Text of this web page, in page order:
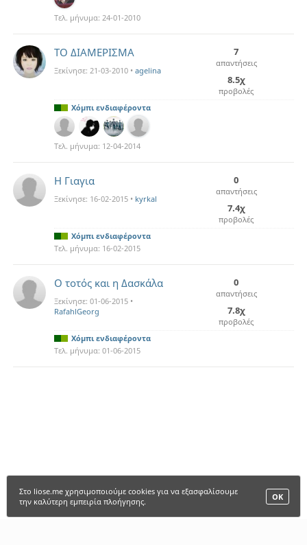
Τελ. μήνυμα: 24-01-2010
TO ΔΙΑΜΕΡΙΣΜA
Ξεκίνησε: 21-03-2010 • agelina
7
απαντήσεις
8.5χ
προβολές
Χόμπι ενδιαφέροντα
Τελ. μήνυμα: 12-04-2014
Η Γιαγια
Ξεκίνησε: 16-02-2015 • kyrkal
0
απαντήσεις
7.4χ
προβολές
Χόμπι ενδιαφέροντα
Τελ. μήνυμα: 16-02-2015
Ο τοτός και η Δασκάλα
Ξεκίνησε: 01-06-2015 •
RafahlGeorg
0
απαντήσεις
7.8χ
προβολές
Χόμπι ενδιαφέροντα
Τελ. μήνυμα: 01-06-2015
ΟΚ
Στο liose.me χρησιμοποιούμε cookies για να εξασφαλίσουμε
την καλύτερη εμπειρία πλοήγησης.